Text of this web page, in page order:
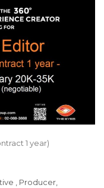
1 year)
, Producer,